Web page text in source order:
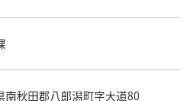
南秋田郡八郎潟町字大道80